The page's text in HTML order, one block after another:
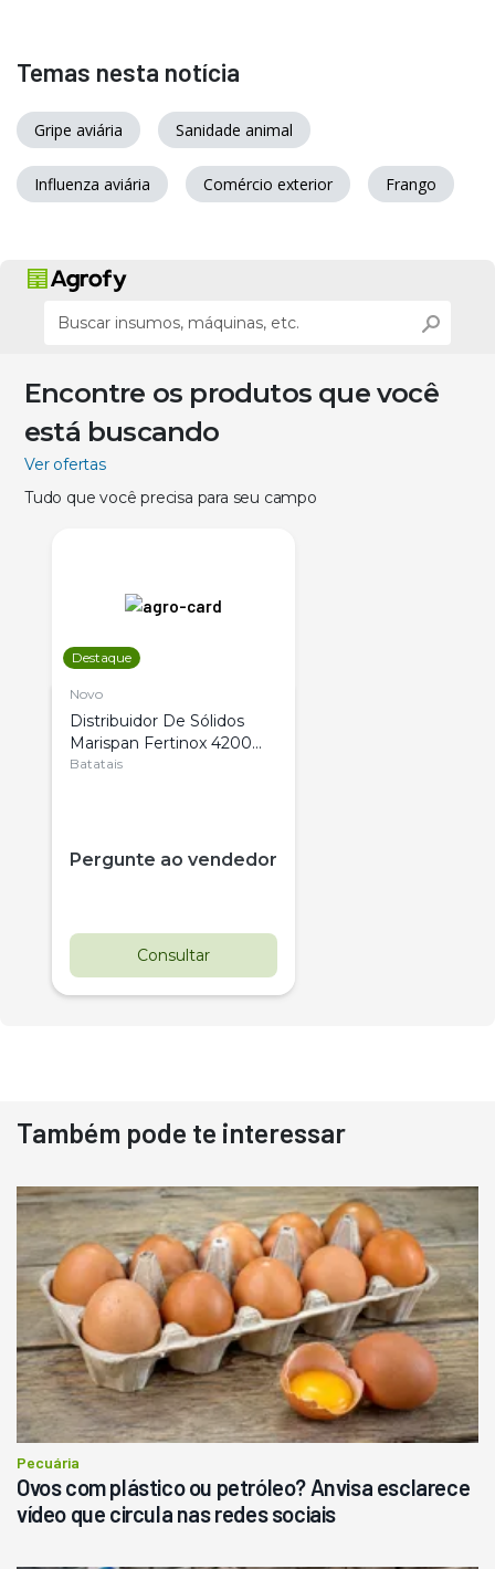
Temas nesta notícia
Gripe aviária Sanidade animal
Influenza aviária Comércio exterior Frango
Encontre os produtos que você
está buscando
Ver ofertas
Tudo que você precisa para seu campo
Destaque
Novo
Distribuidor De Sólidos
Marispan Fertinox 4200
Citrus
Batatais
Pergunte ao vendedor
Consultar
Destaque
Usado
Pá Carregadeira Cat 966
Ano 1987
Londrina
R$ 145.000
Consultar
Também pode te interessar
Pecuária
Ovos com plástico ou petróleo? Anvisa esclarece
vídeo que circula nas redes sociais